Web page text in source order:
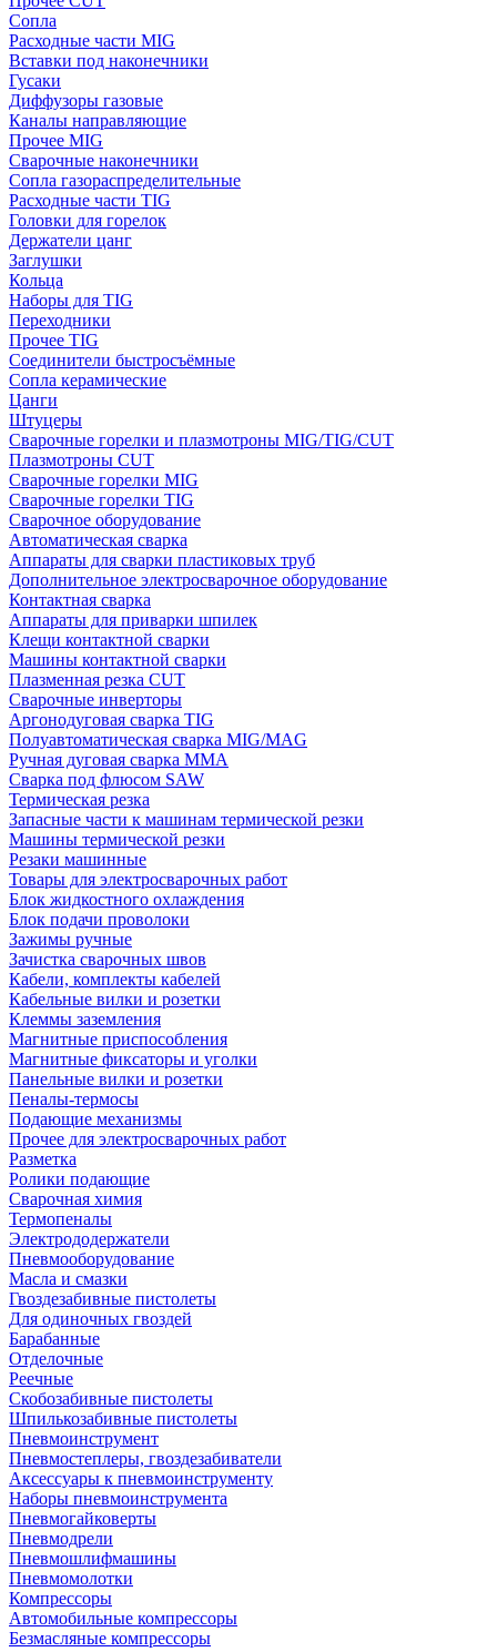
Сопла
Расходные части MIG
Вставки под наконечники
Гусаки
Диффузоры газовые
Каналы направляющие
Прочее MIG
Сварочные наконечники
Сопла газораспределительные
Расходные части TIG
Головки для горелок
Держатели цанг
Заглушки
Кольца
Наборы для TIG
Переходники
Прочее TIG
Соединители быстросъёмные
Сопла керамические
Цанги
Штуцеры
Сварочные горелки и плазмотроны MIG/TIG/CUT
Плазмотроны CUT
Сварочные горелки MIG
Сварочные горелки TIG
Сварочное оборудование
Автоматическая сварка
Аппараты для сварки пластиковых труб
Дополнительное электросварочное оборудование
Контактная сварка
Аппараты для приварки шпилек
Клещи контактной сварки
Машины контактной сварки
Плазменная резка CUT
Сварочные инверторы
Аргонодуговая сварка TIG
Полуавтоматическая сварка MIG/MAG
Ручная дуговая сварка MMA
Сварка под флюсом SAW
Термическая резка
Запасные части к машинам термической резки
Машины термической резки
Резаки машинные
Товары для электросварочных работ
Блок жидкостного охлаждения
Блок подачи проволоки
Зажимы ручные
Зачистка сварочных швов
Кабели, комплекты кабелей
Кабельные вилки и розетки
Клеммы заземления
Магнитные приспособления
Магнитные фиксаторы и уголки
Панельные вилки и розетки
Пеналы-термосы
Подающие механизмы
Прочее для электросварочных работ
Разметка
Ролики подающие
Сварочная химия
Термопеналы
Электрододержатели
Пневмооборудование
Масла и смазки
Гвоздезабивные пистолеты
Для одиночных гвоздей
Барабанные
Отделочные
Реечные
Скобозабивные пистолеты
Шпилькозабивные пистолеты
Пневмоинструмент
Пневмостеплеры, гвоздезабиватели
Аксессуары к пневмоинструменту
Наборы пневмоинструмента
Пневмогайковерты
Пневмодрели
Пневмошлифмашины
Пневмомолотки
Компрессоры
Автомобильные компрессоры
Безмасляные компрессоры